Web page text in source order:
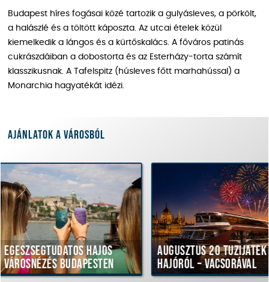
Budapest híres fogásai közé tartozik a gulyásleves, a pörkölt,
a halászlé és a töltött káposzta. Az utcai ételek közül
kiemelkedik a lángos és a kürtőskalács. A főváros patinás
cukrászdáiban a dobostorta és az Esterházy-torta számít
klasszikusnak. A Tafelspitz (húsleves főtt marhahússal) a
Monarchia hagyatékát idézi.
Ajánlatok a városból
hajós
Augusztus 20 tűzijáték
hajóról – vacsorával